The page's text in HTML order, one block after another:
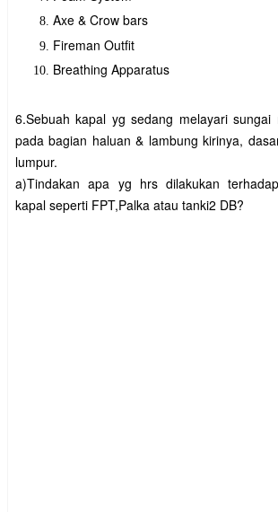
Axe & Crow bars
Fireman Outfit
Breathing Apparatus
6.Sebuah kapal yg sedang melayari sungai
pada bagian haluan & lambung kirinya,
lumpur.
a)Tindakan apa yg hrs dilakukan
kapal seperti FPT,Palka atau tanki2 DB?